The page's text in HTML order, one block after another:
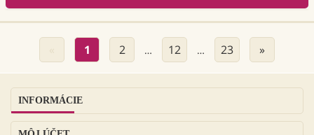
1 2 … 12 … 23 »
INFORMÁCIE